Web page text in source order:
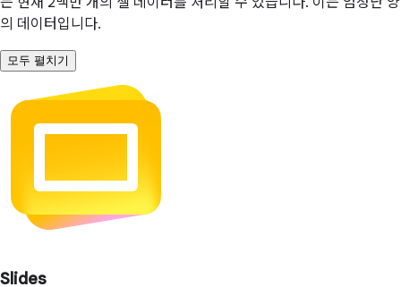
의 데이터입니다.
모두 펼치기
Slides